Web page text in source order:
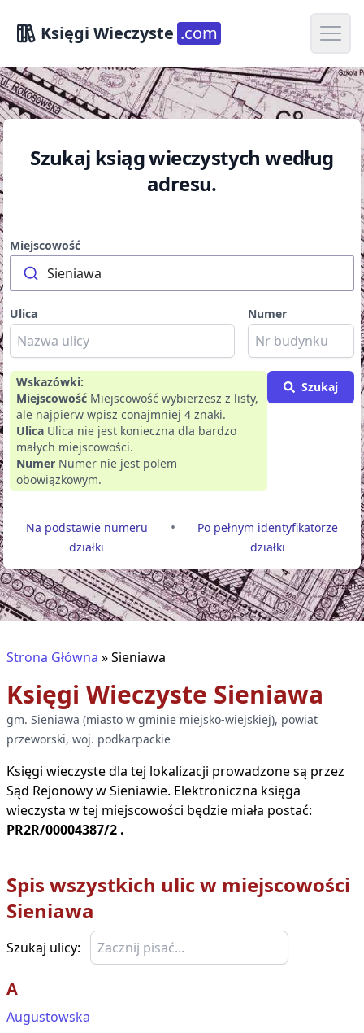
Księgi Wieczyste .com Open
Szukaj ksiąg wieczystych według
adresu.
Miejscowość
Sieniawa
Ulica Numer
Wskazówki:
Miejscowość Miejscowość wybierzesz z listy,
ale najpierw wpisz conajmniej 4 znaki.
Ulica Ulica nie jest konieczna dla bardzo
małych miejscowości.
Numer Numer nie jest polem
obowiązkowym.
Szukaj
Na podstawie numeru
działki
•
Po pełnym identyfikatorze
działki
Strona Główna »Sieniawa
Księgi Wieczyste Sieniawa
gm. Sieniawa (miasto w gminie miejsko-wiejskiej), powiat
przeworski, woj. podkarpackie
Księgi wieczyste dla tej lokalizacji prowadzone są przez
Sąd Rejonowy wSieniawie. Elektroniczna księga
wieczysta w tej miejscowości będzie miała postać:
PR2R/00004387/2 .
Spis wszystkich ulic w miejscowości
Sieniawa
Szukaj ulicy:
A
Augustowska